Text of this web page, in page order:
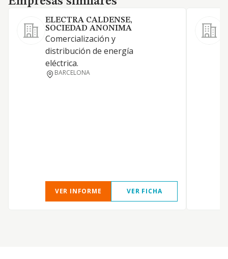
ELECTRA CALDENSE,
SOCIEDAD ANONIMA
Comercialización y
distribución de energía
eléctrica.
BARCELONA
VER INFORME VER FICHA